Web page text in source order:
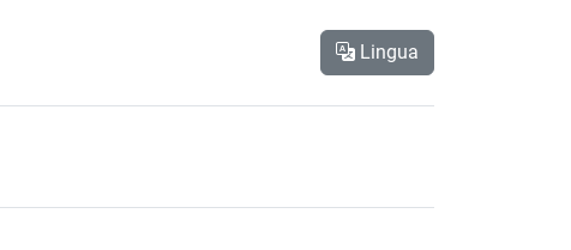
Lingua